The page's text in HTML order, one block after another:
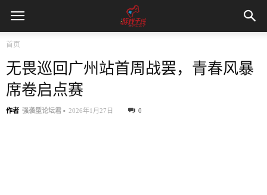
首页
无畏巡回广州站首周战罢，青春风暴
席卷启点赛
作者 强袭型论坛君 - 2026年1月27日 0